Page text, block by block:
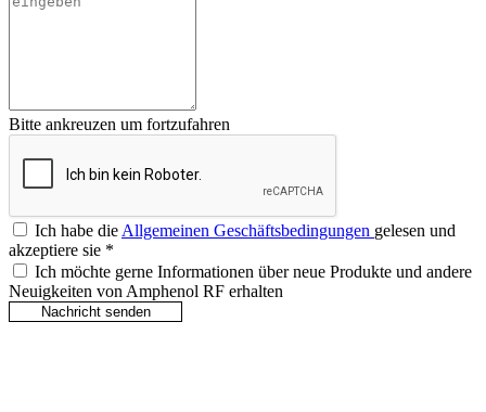
Bitte ankreuzen um fortzufahren
Ich habe dieAllgemeinen Geschäftsbedingungen gelesen und
akzeptiere sie *
Ich möchte gerne Informationen über neue Produkte und andere
Neuigkeiten von Amphenol RF erhalten